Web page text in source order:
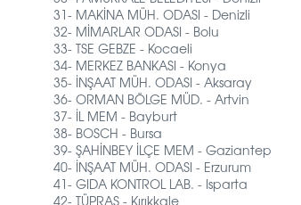
31- MAKİNA MÜH. ODASI - Denizli
32- MİMARLAR ODASI - Bolu
33- TSE GEBZE - Kocaeli
34- MERKEZ BANKASI - Konya
35- İNŞAAT MÜH. ODASI - Aksaray
36- ORMAN BÖLGE MÜD. - Artvin
37- İL MEM - Bayburt
38- BOSCH - Bursa
39- ŞAHİNBEY İLÇE MEM - Gaziantep
40- İNŞAAT MÜH. ODASI - Erzurum
41- GIDA KONTROL LAB. - Isparta
42- TÜPRAŞ - Kırıkkale